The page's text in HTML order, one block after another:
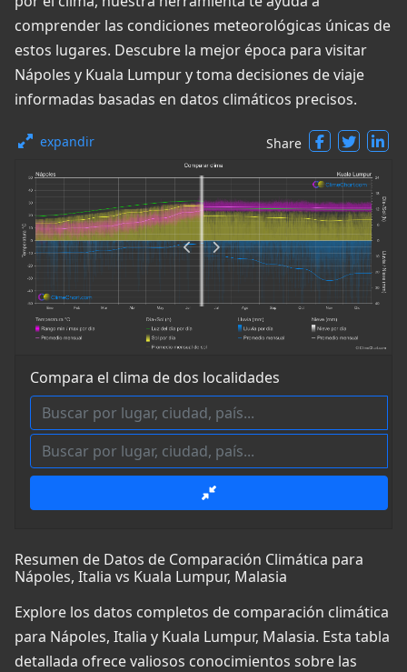
comprender las condiciones meteorológicas únicas de
estos lugares. Descubre la mejor época para visitar
Nápoles y Kuala Lumpur y toma decisiones de viaje
informadas basadas en datos climáticos precisos.
expandir Share
Compara el clima de dos localidades
Resumen de Datos de Comparación Climática para
Nápoles, Italia vs Kuala Lumpur, Malasia
Explore los datos completos de comparación climática
para Nápoles, Italia y Kuala Lumpur, Malasia. Esta tabla
detallada ofrece valiosos conocimientos sobre las